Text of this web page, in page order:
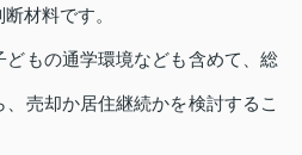
材料です。
もの通学環境なども含めて、総
売却か居住継続かを検討するこ